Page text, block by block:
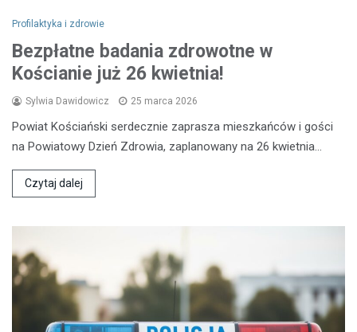
Profilaktyka i zdrowie
Bezpłatne badania zdrowotne w
Kościanie już 26 kwietnia!
Sylwia Dawidowicz 25 marca 2026
Powiat Kościański serdecznie zaprasza mieszkańców i gości
na Powiatowy Dzień Zdrowia, zaplanowany na 26 kwietnia…
Czytaj dalej